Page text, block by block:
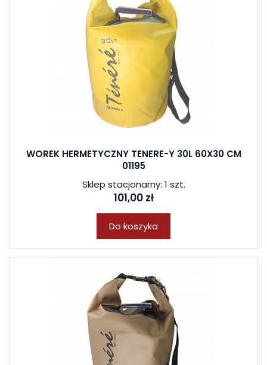
WOREK HERMETYCZNY TENERE-Y 30L 60X30 CM
01195
Sklep stacjonarny: 1 szt.
101,00 zł
Do koszyka